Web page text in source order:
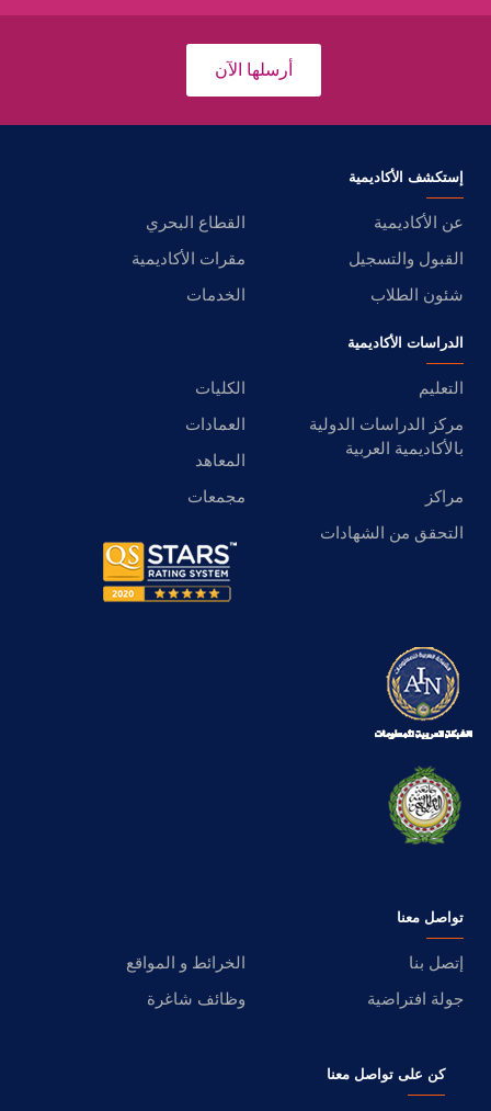
أرسلها الآن
إستكشف الأكاديمية
عن الأكاديمية
القطاع البحري
القبول والتسجيل
مقرات الأكاديمية
شئون الطلاب
الخدمات
الدراسات الأكاديمية
التعليم
الكليات
مركز الدراسات الدولية
بالأكاديمية العربية
العمادات
المعاهد
مراكز
مجمعات
التحقق من الشهادات
تواصل معنا
إتصل بنا
الخرائط و المواقع
جولة افتراضية
وظائف شاغرة
كن على تواصل معنا